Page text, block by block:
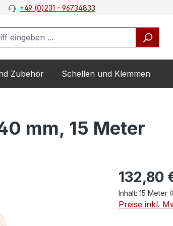
+49 (0)231 - 96734833
Zubehör Schellen und Klemmen
mm, 15 Meter
132,80
Inhalt: 15 Meter
Preise inkl.